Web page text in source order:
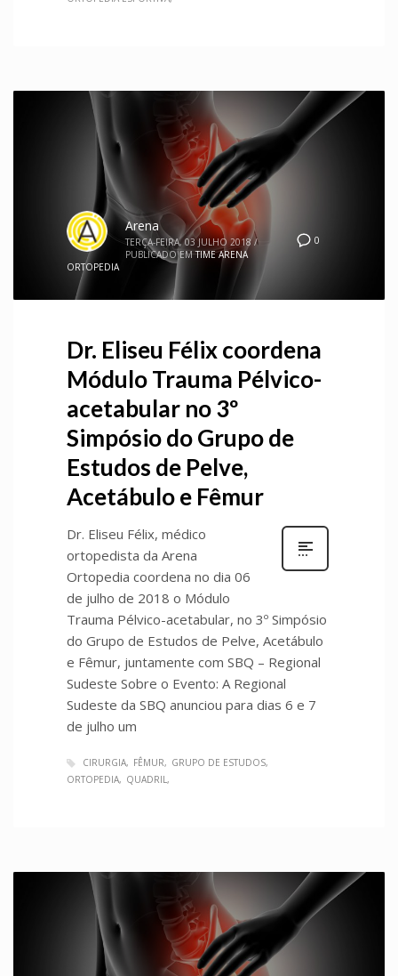
0
Arena
TERÇA-FEIRA, 03 JULHO 2018 /
PUBLICADO EM TIME ARENA
ORTOPEDIA
Dr. Eliseu Félix coordena
Módulo Trauma Pélvico-
acetabular no 3º
Simpósio do Grupo de
Estudos de Pelve,
Acetábulo e Fêmur
Dr. Eliseu Félix, médico
ortopedista da Arena
Ortopedia coordena no dia 06
de julho de 2018 o Módulo
Trauma Pélvico-acetabular, no 3º Simpósio
do Grupo de Estudos de Pelve, Acetábulo
e Fêmur, juntamente com SBQ – Regional
Sudeste Sobre o Evento: A Regional
Sudeste da SBQ anunciou para dias 6 e 7
de julho um
CIRURGIA FÊMUR
GRUPO DE ESTUDOS
ORTOPEDIA
QUADRIL